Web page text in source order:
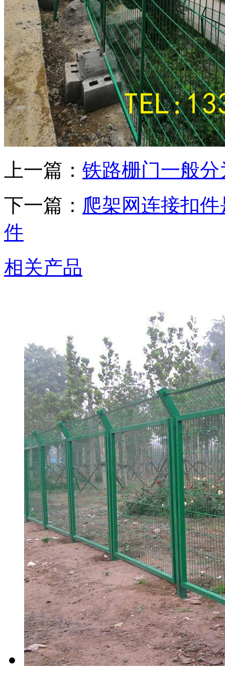
上一篇： 铁路栅门一般
下一篇： 爬架网连接扣
件
相关产品